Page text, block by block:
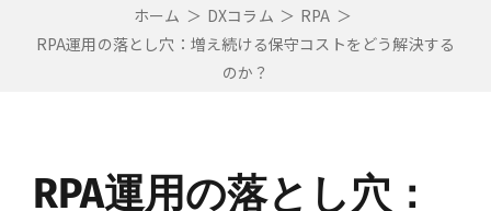
ホーム ＞ DXコラム ＞ RPA ＞
RPA運用の落とし穴：増え続ける保守コストをどう解決する
のか？
RPA運用の落とし穴：